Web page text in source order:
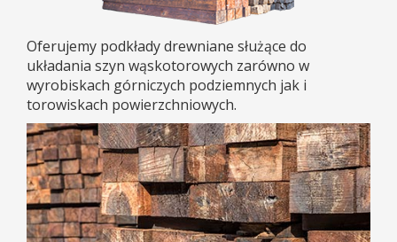
Oferujemy podkłady drewniane służące do
układania szyn wąskotorowych zarówno w
wyrobiskach górniczych podziemnych jak i
torowiskach powierzchniowych.